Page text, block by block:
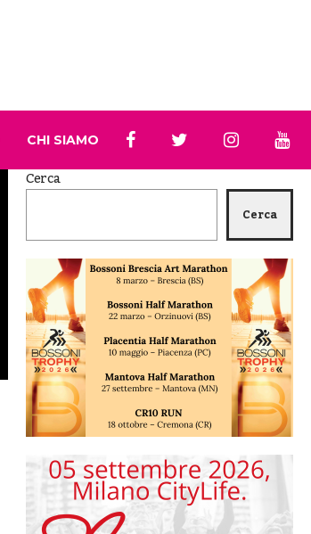
CHI SIAMO
Cerca
Cerca